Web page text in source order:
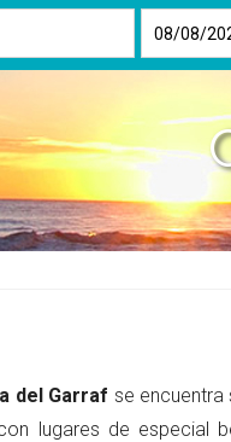
del Garraf se encuentra
lugares de especial